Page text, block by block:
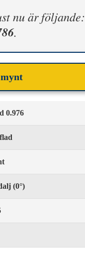
nu är följande:
.
mynt
0.976
(0°)